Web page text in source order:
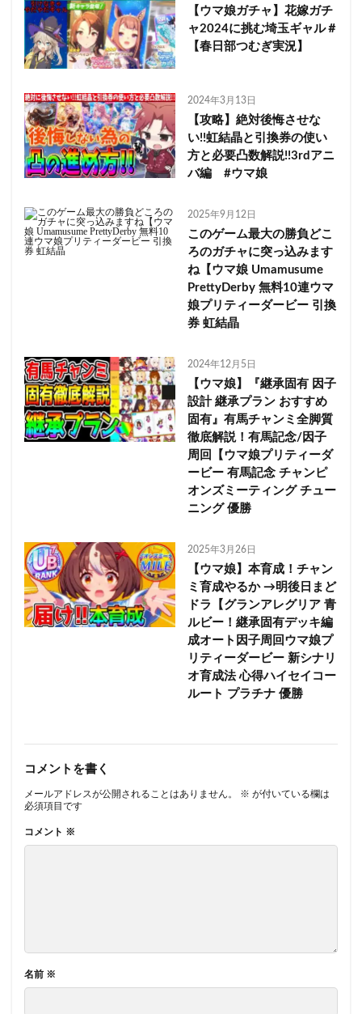
【ウマ娘ガチャ】花嫁ガチ
ャ2024に挑む埼玉ギャル＃
【春日部つむぎ実況】
2024年3月13日
【攻略】絶対後悔させな
い!!虹結晶と引換券の使い
方と必要凸数解説!!3rdアニ
バ編 #ウマ娘
2025年9月12日
このゲーム最大の勝負どこ
ろのガチャに突っ込みます
ね【ウマ娘 Umamusume
PrettyDerby 無料10連ウマ
娘プリティーダービー 引換
券 虹結晶
2024年12月5日
【ウマ娘】『継承固有 因子
設計 継承プラン おすすめ
固有』有馬チャンミ全脚質
徹底解説！有馬記念/因子
周回【ウマ娘プリティーダ
ービー 有馬記念 チャンピ
オンズミーティング チュー
ニング 優勝
2025年3月26日
【ウマ娘】本育成！チャン
ミ育成やるか →明後日まど
ドラ【グランアレグリア 青
ルビー！継承固有デッキ編
成オート因子周回ウマ娘プ
リティーダービー 新シナリ
オ育成法 心得ハイセイコー
ルート プラチナ 優勝
コメントを書く
メールアドレスが公開されることはありません。 ※ が付いている欄は
必須項目です
コメント ※
名前 ※